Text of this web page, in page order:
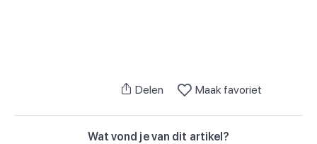
Delen Maak favoriet
Wat vond je van dit artikel?